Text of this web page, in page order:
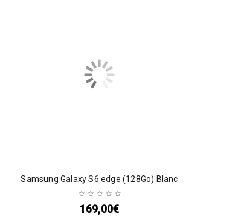
Samsung Galaxy S6 edge (128Go) Blanc
169,00€